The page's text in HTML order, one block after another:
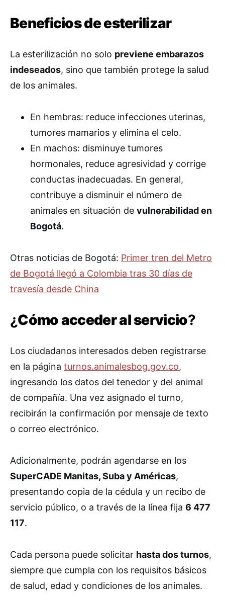
Beneficios de esterilizar
La esterilización no solo previene embarazos
indeseados, sino que también protege la salud
de los animales.
En hembras: reduce infecciones uterinas,
tumores mamarios y elimina el celo.
En machos: disminuye tumores
hormonales, reduce agresividad y corrige
conductas inadecuadas. En general,
contribuye a disminuir el número de
animales en situación de vulnerabilidad en
Bogotá.
Otras noticias de Bogotá: Primer tren del Metro
de Bogotá llegó a Colombia tras 30 días de
travesía desde China
¿Cómo acceder al servicio?
Los ciudadanos interesados deben registrarse
en la página turnos.animalesbog.gov.co,
ingresando los datos del tenedor y del animal
de compañía. Una vez asignado el turno,
recibirán la confirmación por mensaje de texto
o correo electrónico.
Adicionalmente, podrán agendarse en los
SuperCADE Manitas, Suba y Américas,
presentando copia de la cédula y un recibo de
servicio público, o a través de la línea fija 6 477
117.
Cada persona puede solicitar hasta dos turnos,
siempre que cumpla con los requisitos básicos
de salud, edad y condiciones de los animales.